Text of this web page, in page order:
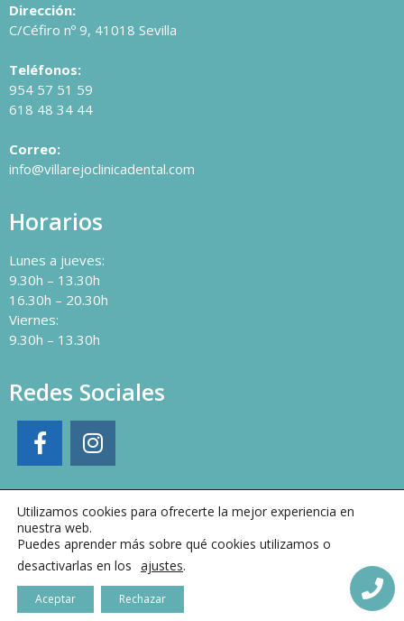
Dirección:
C/Céfiro nº 9, 41018 Sevilla
Teléfonos:
954 57 51 59
618 48 34 44
Correo:
info@villarejoclinicadental.com
Horarios
Lunes a jueves:
9.30h – 13.30h
16.30h – 20.30h
Viernes:
9.30h – 13.30h
Redes Sociales
Utilizamos cookies para ofrecerte la mejor experiencia en
nuestra web.
Puedes aprender más sobre qué cookies utilizamos o
desactivarlas en los ajustes.
Aceptar Rechazar